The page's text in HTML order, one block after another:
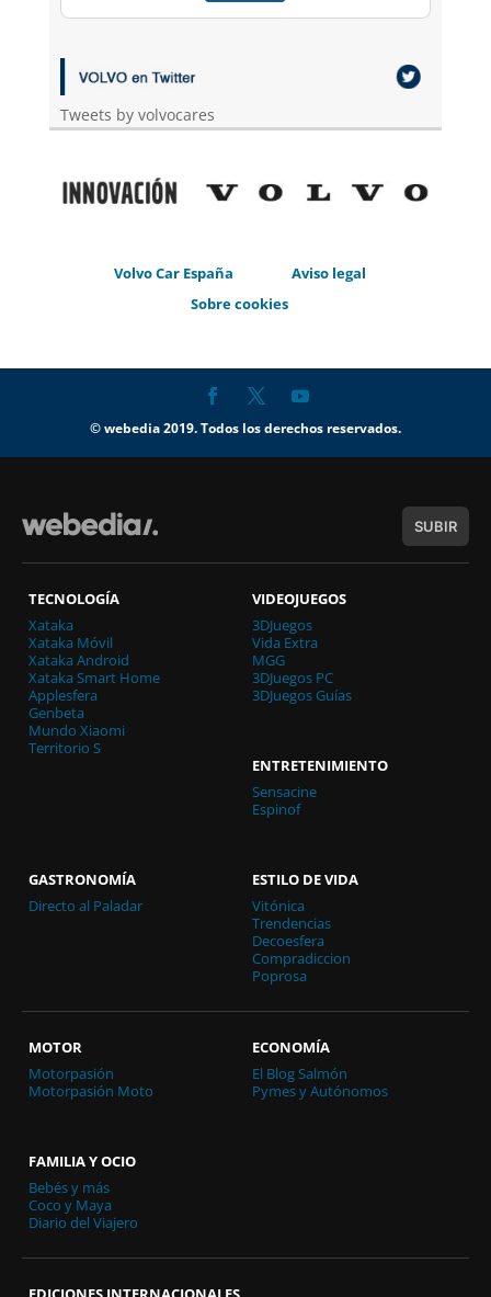
Tweets by volvocares
Volvo Car España
Aviso legal
Sobre cookies
© webedia 2019. Todos los derechos reservados.
SUBIR
TECNOLOGÍA
Xataka
Xataka Móvil
Xataka Android
Xataka Smart Home
Applesfera
Genbeta
Mundo Xiaomi
Territorio S
VIDEOJUEGOS
3DJuegos
Vida Extra
MGG
3DJuegos PC
3DJuegos Guías
ENTRETENIMIENTO
Sensacine
Espinof
GASTRONOMÍA
Directo al Paladar
ESTILO DE VIDA
Vitónica
Trendencias
Decoesfera
Compradiccion
Poprosa
MOTOR
Motorpasión
Motorpasión Moto
ECONOMÍA
El Blog Salmón
Pymes y Autónomos
FAMILIA Y OCIO
Bebés y más
Coco y Maya
Diario del Viajero